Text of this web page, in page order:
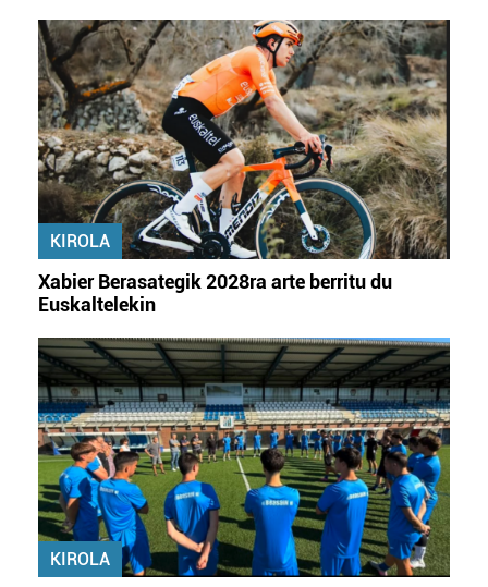
KIROLA
Xabier Berasategik 2028ra arte berritu du
Euskaltelekin
KIROLA